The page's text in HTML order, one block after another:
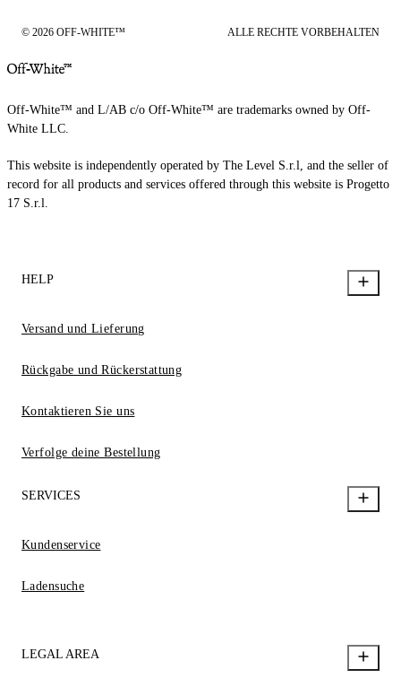
© 2026 OFF-WHITE™ ALLE RECHTE VORBEHALTEN
Off-White™ and L/AB c/o Off-White™ are trademarks owned by Off-
White LLC.
This website is independently operated by The Level S.r.l, and the seller of
record for all products and services offered through this website is Progetto
17 S.r.l.
HELP
Versand und Lieferung
Rückgabe und Rückerstattung
Kontaktieren Sie uns
Verfolge deine Bestellung
SERVICES
Kundenservice
Ladensuche
LEGAL AREA